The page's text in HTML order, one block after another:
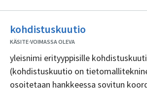
kohdistuskuutio
KÄSITE·VOIMASSA OLEVA
yleisnimi erityyppisille
(kohdistuskuutio on
osoitetaan hankkeessa sovitun